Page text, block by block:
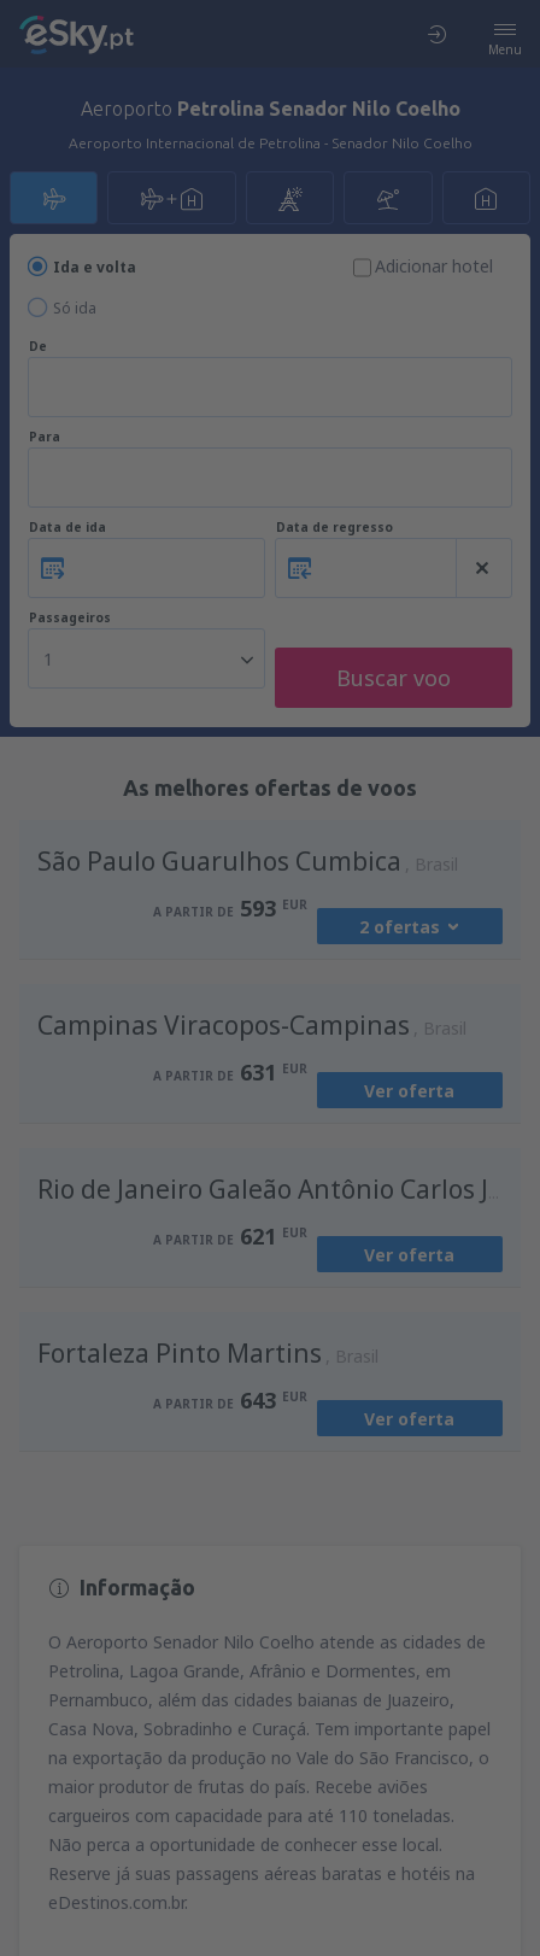
Menu
Aeroporto Petrolina Senador Nilo Coelho
Aeroporto Internacional de Petrolina - Senador Nilo Coelho
Ida e volta
Só ida
Adicionar hotel
De
Para
Data de ida Data de regresso
Passageiros
1
Buscar voo
As melhores ofertas de voos
São Paulo Guarulhos Cumbica Brasil
A PARTIR DE 593 EUR
2 ofertas
A PARTIR DE 593EUR
Porto, Francisco Sá Carneiro (OPO)
Campinas Viracopos-Campinas Brasil
A PARTIR DE 631 EUR
Ver oferta
A PARTIR DE 621 EUR
Ver oferta
Fortaleza Pinto Martins Brasil
A PARTIR DE 643 EUR
Ver oferta
Informação
O Aeroporto Senador Nilo Coelho atende as cidades de
Petrolina, Lagoa Grande, Afrânio e Dormentes, em
Pernambuco, além das cidades baianas de Juazeiro,
Casa Nova, Sobradinho e Curaçá. Tem importante papel
na exportação da produção no Vale do São Francisco, o
maior produtor de frutas do país. Recebe aviões
cargueiros com capacidade para até 110 toneladas.
Não perca a oportunidade de conhecer esse local.
Reserve já suas passagens aéreas baratas e hotéis na
eDestinos.com.br.